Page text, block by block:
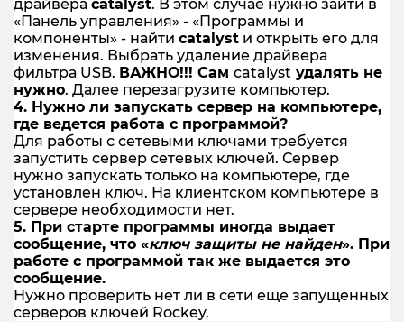
драйвера catalyst. В этом случае нужно зайти в
«Панель управления» - «Программы и
компоненты» - найти catalyst и открыть его для
изменения. Выбрать удаление драйвера
фильтра USB. ВАЖНО!!! Сам catalyst удалять не
нужно. Далее перезагрузите компьютер.
4. Нужно ли запускать сервер на компьютере,
где ведется работа с программой?
Для работы с сетевыми ключами требуется
запустить сервер сетевых ключей. Сервер
нужно запускать только на компьютере, где
установлен ключ. На клиентском компьютере в
сервере необходимости нет.
5. При старте программы иногда выдает
сообщение, что «ключ защиты не найден». При
работе с программой так же выдается это
сообщение.
Нужно проверить нет ли в сети еще запущенных
серверов ключей Rockey.